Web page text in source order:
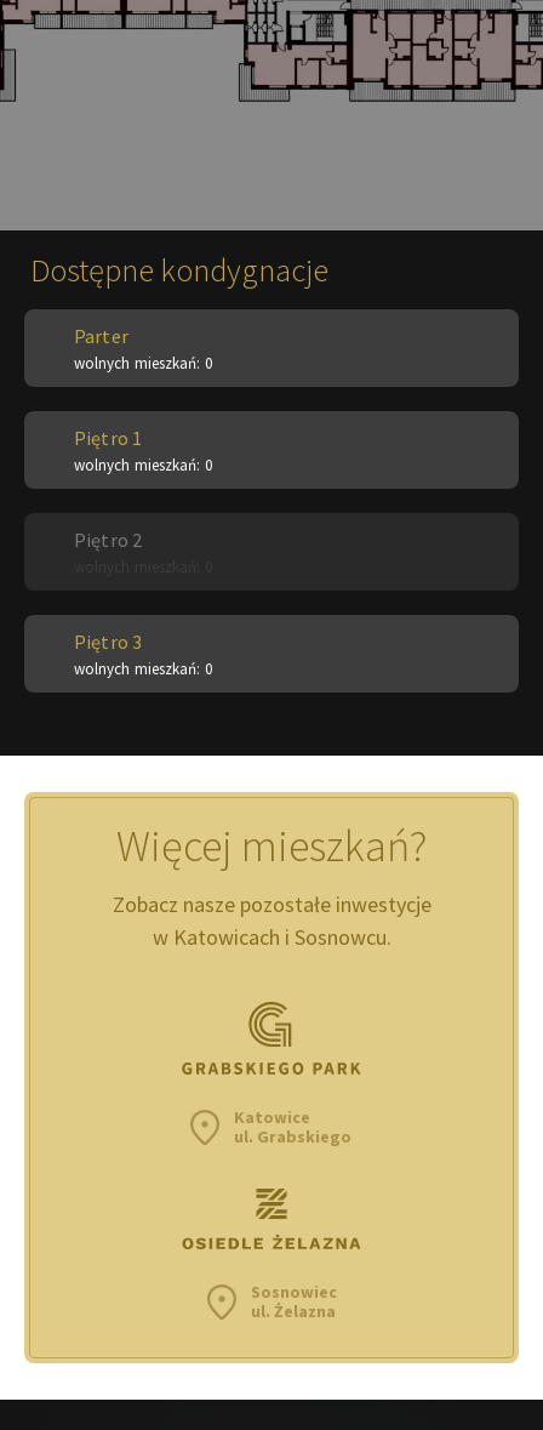
Dostępne kondygnacje
Parter
wolnych mieszkań: 0
Piętro 1
wolnych mieszkań: 0
Piętro 2
Piętro 3
wolnych mieszkań: 0
Więcej mieszkań?
Zobacz nasze pozostałe inwestycje
w Katowicach i Sosnowcu.
Katowice
ul. Grabskiego
Sosnowiec
ul. Żelazna